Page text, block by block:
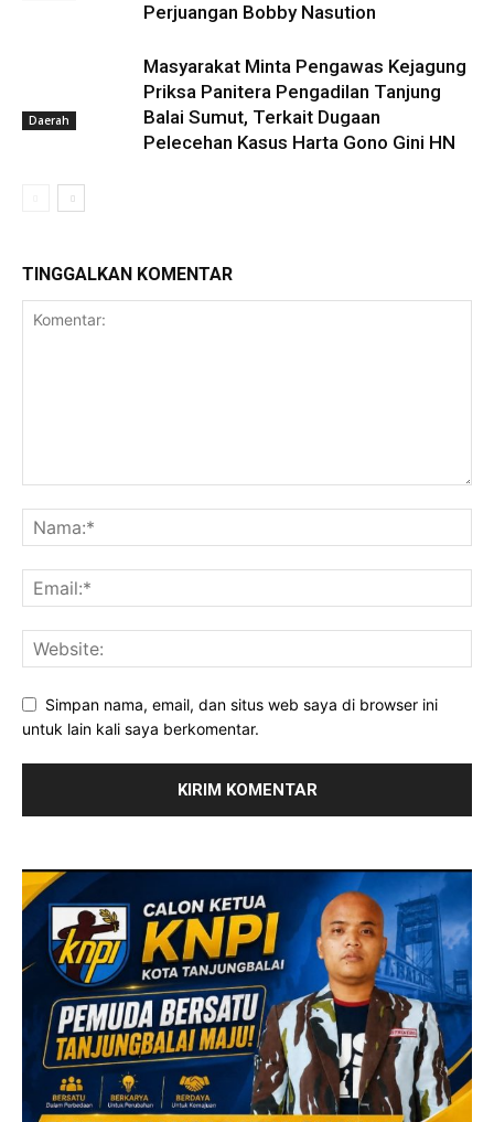
Perjuangan Bobby Nasution
Daerah
Masyarakat Minta Pengawas Kejagung
Priksa Panitera Pengadilan Tanjung
Balai Sumut, Terkait Dugaan
Pelecehan Kasus Harta Gono Gini HN
TINGGALKAN KOMENTAR
Simpan nama, email, dan situs web saya di browser ini
untuk lain kali saya berkomentar.